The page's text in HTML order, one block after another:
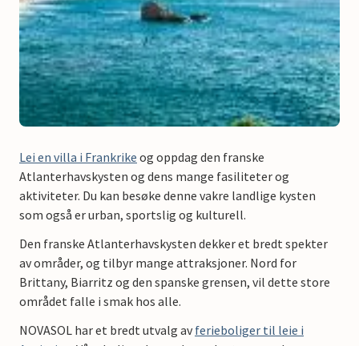
Lei en villa i Frankrike og oppdag den franske
Atlanterhavskysten og dens mange fasiliteter og
aktiviteter. Du kan besøke denne vakre landlige kysten
som også er urban, sportslig og kulturell.
Den franske Atlanterhavskysten dekker et bredt spekter
av områder, og tilbyr mange attraksjoner. Nord for
Brittany, Biarritz og den spanske grensen, vil dette store
området falle i smak hos alle.
NOVASOL har et bredt utvalg avferieboliger til leie i